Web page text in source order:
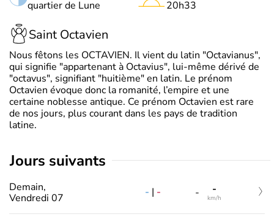
quartier de Lune 20h33
Saint Octavien
Nous fêtons les OCTAVIEN. Il vient du latin "Octavianus",
qui signifie "appartenant à Octavius", lui-même dérivé de
"octavus", signifiant "huitième" en latin. Le prénom
Octavien évoque donc la romanité, l’empire et une
certaine noblesse antique. Ce prénom Octavien est rare
de nos jours, plus courant dans les pays de tradition
latine.
jours suivants
Demain,
Vendredi 07
- | - - -
km/h